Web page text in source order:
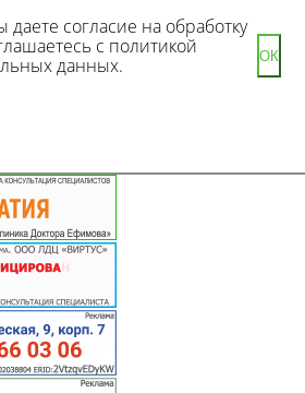
согласие на обработку
с политикой
данных.
ОК